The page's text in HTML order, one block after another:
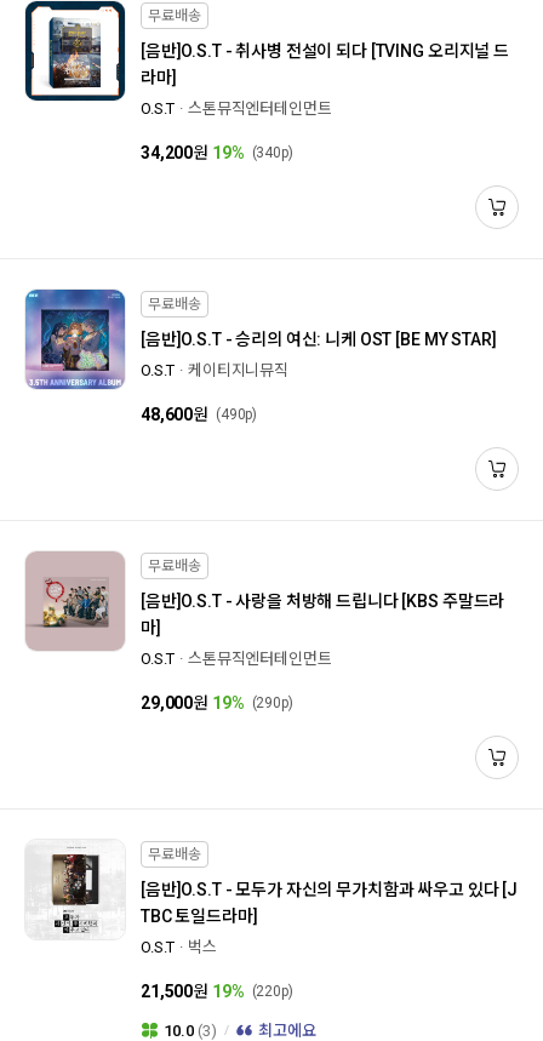
무료배송
[음반]O.S.T - 취사병 전설이 되다 [TVING 오리지널 드
라마]
O.S.T 스톤뮤직엔터테인먼트
34,200원 19% (340p)
무료배송
[음반]O.S.T - 승리의 여신: 니케 OST [BE MY STAR]
O.S.T 케이티지니뮤직
48,600원 (490p)
무료배송
[음반]O.S.T - 사랑을 처방해 드립니다 [KBS 주말드라
마]
O.S.T 스톤뮤직엔터테인먼트
29,000원 19% (290p)
무료배송
[음반]O.S.T - 모두가 자신의 무가치함과 싸우고 있다 [J
TBC 토일드라마]
O.S.T 벅스
21,500원 19% (220p)
10.0 (3) 최고에요